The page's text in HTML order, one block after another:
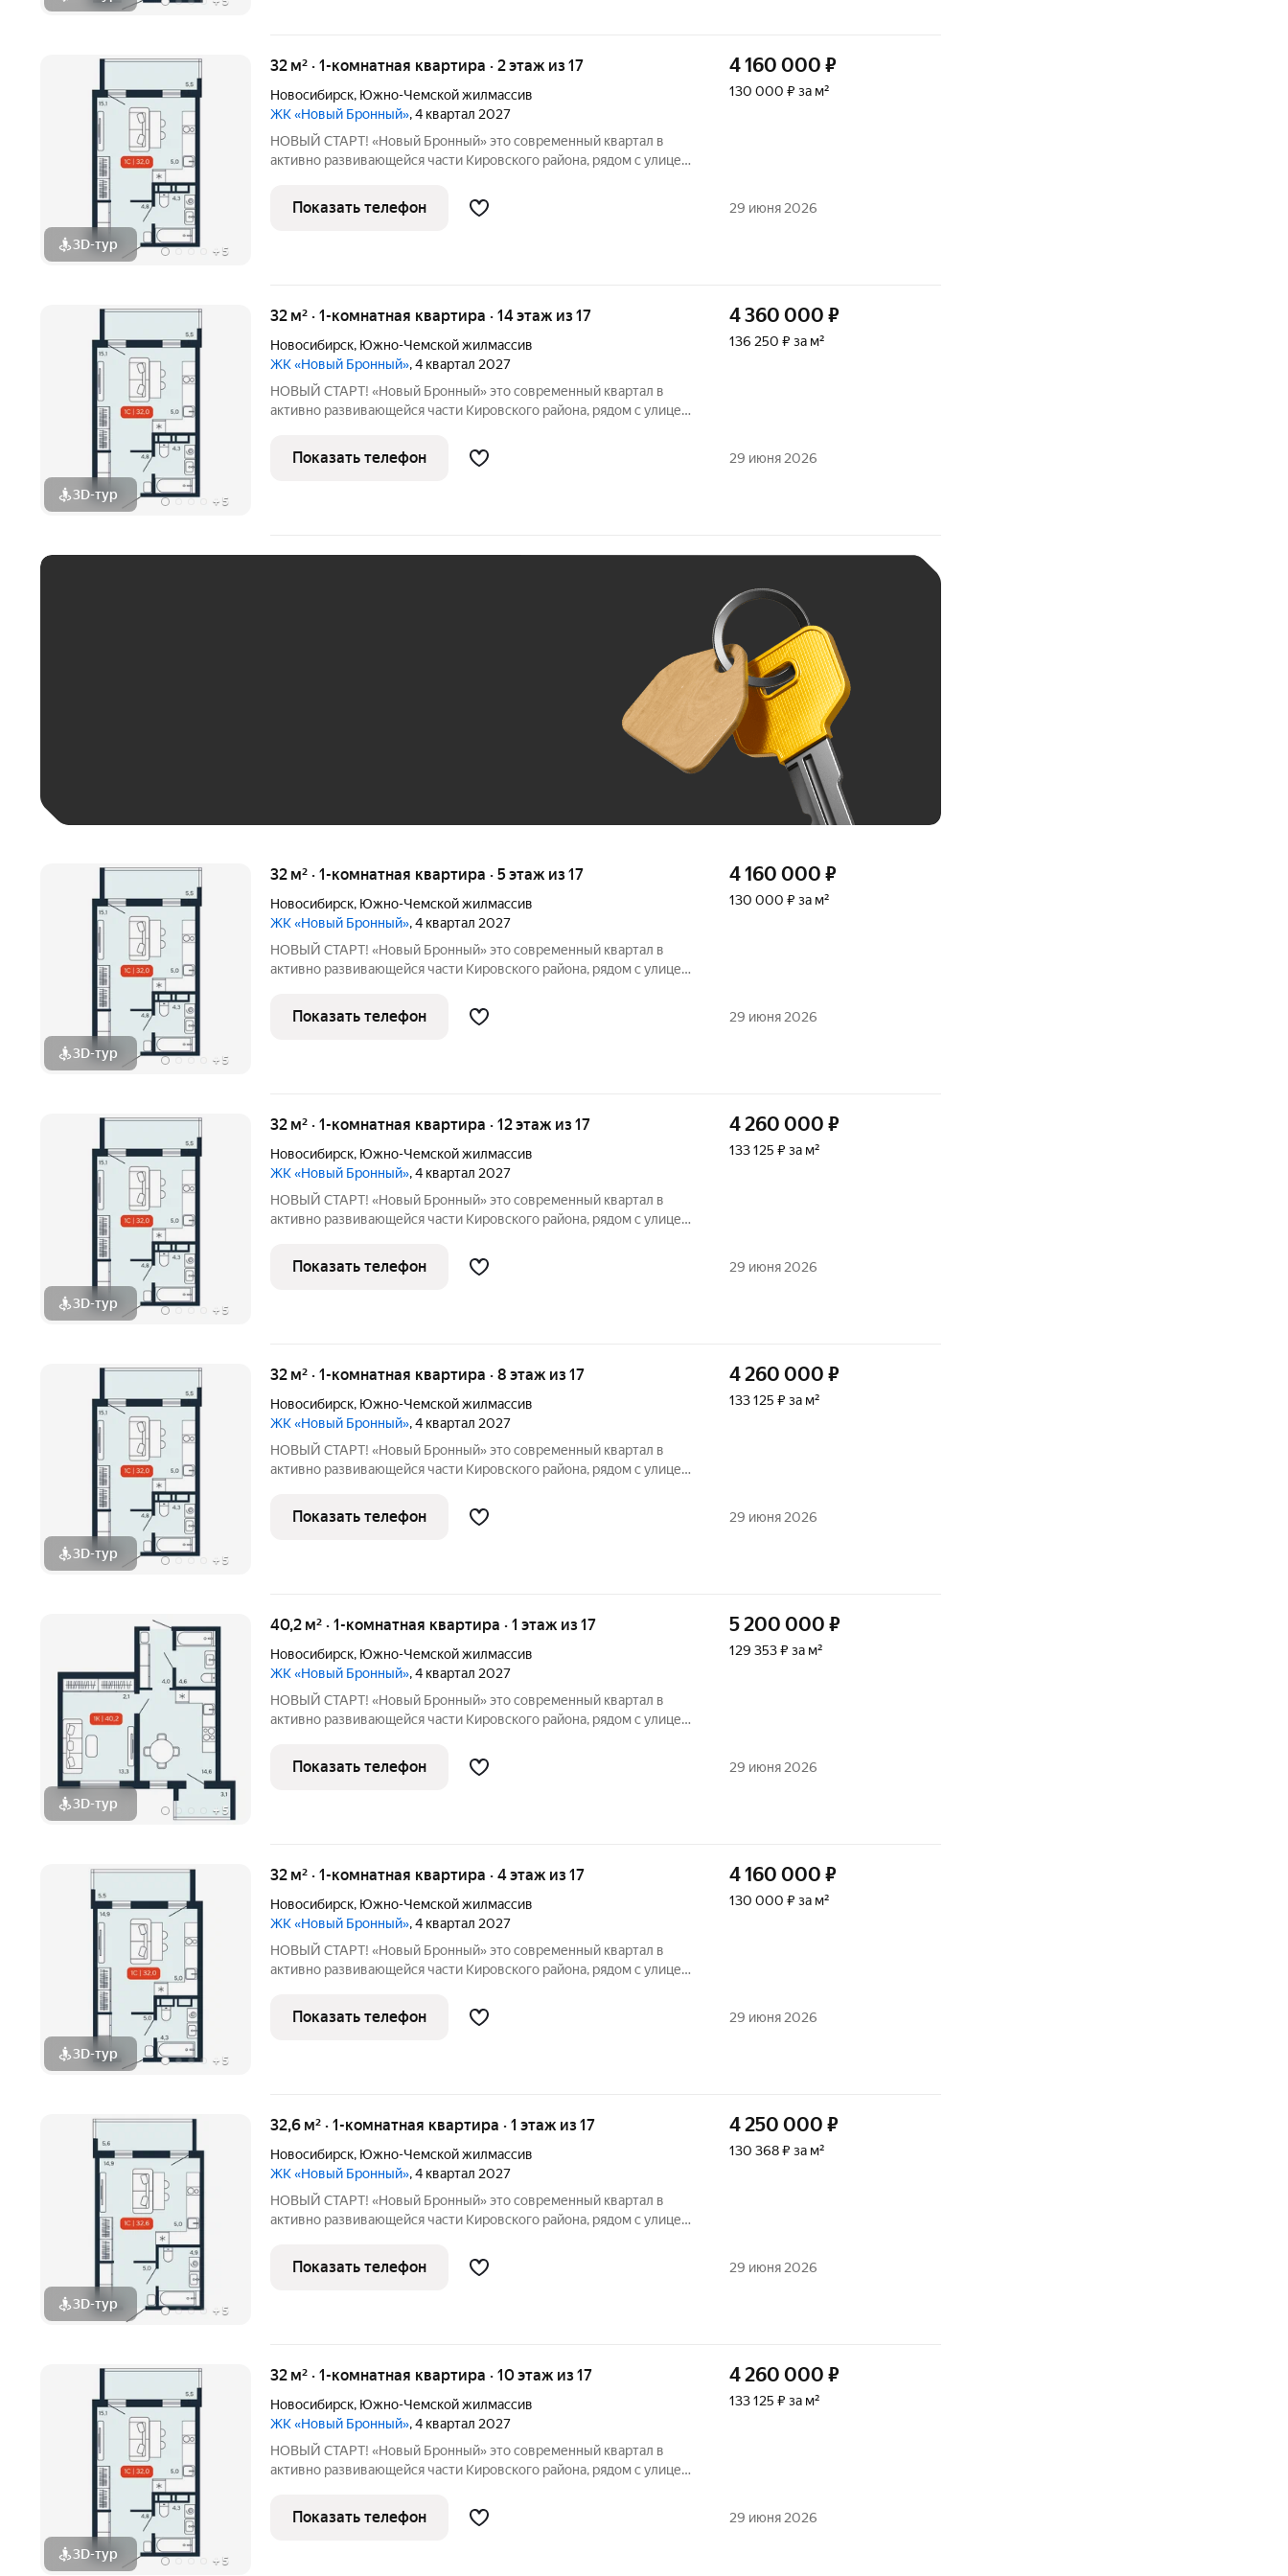
3D-тур + 5
32 м² · 1-комнатная квартира · 2 этаж из 17
Новосибирск, Южно-Чемской жилмассив
ЖК «Новый Бронный», 4 квартал 2027
НОВЫЙ СТАРТ! «Новый Бронный» это современный квартал в
активно развивающейся части Кировского района, рядом с улицей
спокойствием леса: до лесопарка им. Синягина 10 минут пешком, а
до м. «Площадь
4 160 000 ₽
130 000 ₽ за м²
Показать телефон 29 июня 2026
3D-тур + 5
32 м² · 1-комнатная квартира · 14 этаж из 17
Новосибирск, Южно-Чемской жилмассив
ЖК «Новый Бронный», 4 квартал 2027
НОВЫЙ СТАРТ! «Новый Бронный» это современный квартал в
активно развивающейся части Кировского района, рядом с улицей
спокойствием леса: до лесопарка им. Синягина 10 минут пешком, а
до м. «Площадь
4 360 000 ₽
136 250 ₽ за м²
Показать телефон 29 июня 2026
3D-тур + 5
32 м² · 1-комнатная квартира · 5 этаж из 17
Новосибирск, Южно-Чемской жилмассив
ЖК «Новый Бронный», 4 квартал 2027
НОВЫЙ СТАРТ! «Новый Бронный» это современный квартал в
активно развивающейся части Кировского района, рядом с улицей
спокойствием леса: до лесопарка им. Синягина 10 минут пешком, а
до м. «Площадь
4 160 000 ₽
130 000 ₽ за м²
Показать телефон 29 июня 2026
3D-тур + 5
32 м² · 1-комнатная квартира · 12 этаж из 17
Новосибирск, Южно-Чемской жилмассив
ЖК «Новый Бронный», 4 квартал 2027
НОВЫЙ СТАРТ! «Новый Бронный» это современный квартал в
активно развивающейся части Кировского района, рядом с улицей
спокойствием леса: до лесопарка им. Синягина 10 минут пешком, а
до м. «Площадь
4 260 000 ₽
133 125 ₽ за м²
Показать телефон 29 июня 2026
3D-тур + 5
32 м² · 1-комнатная квартира · 8 этаж из 17
Новосибирск, Южно-Чемской жилмассив
ЖК «Новый Бронный», 4 квартал 2027
НОВЫЙ СТАРТ! «Новый Бронный» это современный квартал в
активно развивающейся части Кировского района, рядом с улицей
спокойствием леса: до лесопарка им. Синягина 10 минут пешком, а
до м. «Площадь
4 260 000 ₽
133 125 ₽ за м²
Показать телефон 29 июня 2026
3D-тур + 5
40,2 м² · 1-комнатная квартира · 1 этаж из 17
Новосибирск, Южно-Чемской жилмассив
ЖК «Новый Бронный», 4 квартал 2027
НОВЫЙ СТАРТ! «Новый Бронный» это современный квартал в
активно развивающейся части Кировского района, рядом с улицей
спокойствием леса: до лесопарка им. Синягина 10 минут пешком, а
до м. «Площадь
5 200 000 ₽
129 353 ₽ за м²
Показать телефон 29 июня 2026
3D-тур + 5
32 м² · 1-комнатная квартира · 4 этаж из 17
Новосибирск, Южно-Чемской жилмассив
ЖК «Новый Бронный», 4 квартал 2027
НОВЫЙ СТАРТ! «Новый Бронный» это современный квартал в
активно развивающейся части Кировского района, рядом с улицей
спокойствием леса: до лесопарка им. Синягина 10 минут пешком, а
до м. «Площадь
4 160 000 ₽
130 000 ₽ за м²
Показать телефон 29 июня 2026
3D-тур + 5
32,6 м² · 1-комнатная квартира · 1 этаж из 17
Новосибирск, Южно-Чемской жилмассив
ЖК «Новый Бронный», 4 квартал 2027
НОВЫЙ СТАРТ! «Новый Бронный» это современный квартал в
активно развивающейся части Кировского района, рядом с улицей
спокойствием леса: до лесопарка им. Синягина 10 минут пешком, а
до м. «Площадь
4 250 000 ₽
130 368 ₽ за м²
Показать телефон 29 июня 2026
3D-тур + 5
32 м² · 1-комнатная квартира · 10 этаж из 17
Новосибирск, Южно-Чемской жилмассив
ЖК «Новый Бронный», 4 квартал 2027
НОВЫЙ СТАРТ! «Новый Бронный» это современный квартал в
активно развивающейся части Кировского района, рядом с улицей
спокойствием леса: до лесопарка им. Синягина 10 минут пешком, а
до м. «Площадь
4 260 000 ₽
133 125 ₽ за м²
Показать телефон 29 июня 2026